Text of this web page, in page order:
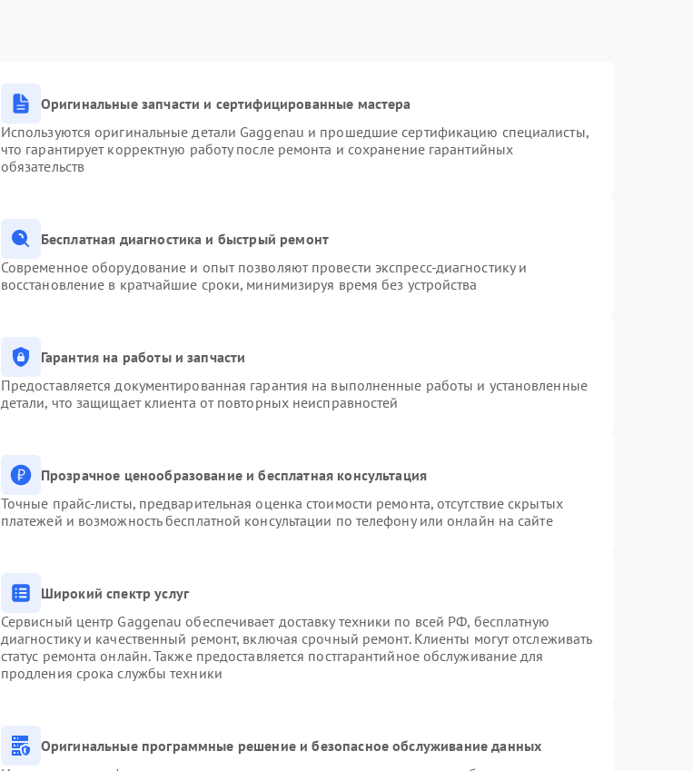
Оригинальные запчасти и сертифицированные мастера
Используются оригинальные детали Gaggenau и прошедшие сертификацию специалисты,
что гарантирует корректную работу после ремонта и сохранение гарантийных
обязательств
Бесплатная диагностика и быстрый ремонт
Современное оборудование и опыт позволяют провести экспресс-диагностику и
восстановление в кратчайшие сроки, минимизируя время без устройства
Гарантия на работы и запчасти
Предоставляется документированная гарантия на выполненные работы и установленные
детали, что защищает клиента от повторных неисправностей
Прозрачное ценообразование и бесплатная консультация
Точные прайс-листы, предварительная оценка стоимости ремонта, отсутствие скрытых
платежей и возможность бесплатной консультации по телефону или онлайн на сайте
Широкий спектр услуг
Сервисный центр Gaggenau обеспечивает доставку техники по всей РФ, бесплатную
диагностику и качественный ремонт, включая срочный ремонт. Клиенты могут отслеживать
статус ремонта онлайн. Также предоставляется постгарантийное обслуживание для
продления срока службы техники
Оригинальные программные решение и безопасное обслуживание данных